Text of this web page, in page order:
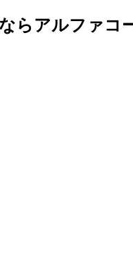
らアルファコ